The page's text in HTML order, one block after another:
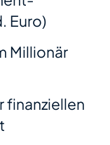
Euro)
Millionär
finanziellen